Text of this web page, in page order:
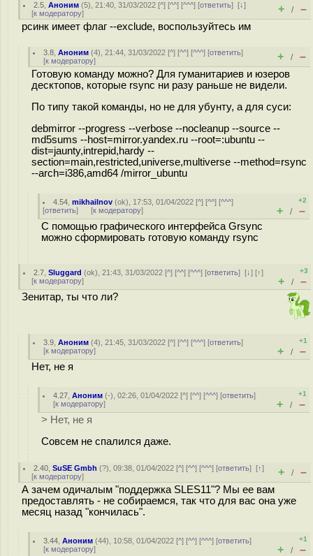
2.5 ,Аноним (5), 21:40, 31/03/2022 [^] [^^] [^^^] [ответить][↓]
[к модератору] + / –
рсинк имеет флаг --exclude, воспользуйтесь им
3.8 ,Аноним (4), 21:44, 31/03/2022 [^] [^^] [^^^] [ответить]
[к модератору] + / –
Готовую команду можно? Для гуманитариев и юзеров
десктопов, которые rsync ни разу раньше не видели.
По типу такой команды, но не для убунту, а для суси:
debmirror --progress --verbose --nocleanup --source --
md5sums --host=mirror.yandex.ru --root=:ubuntu --
dist=jaunty,intrepid,hardy --
section=main,restricted,universe,multiverse --method=rsync
--arch=i386,amd64 /mirror_ubuntu
4.54 ,mikhailnov (ok), 17:53, 01/04/2022 [^] [^^] [^^^]
[ответить] [к модератору]
+2
+ / –
С помощью графического интерфейса Grsync
можно сформировать готовую команду rsync
2.7 ,Sluggard (ok), 21:43, 31/03/2022 [^] [^^] [^^^] [ответить][↓] [↑]
[к модератору]
+3
+ / –
Зенитар, ты что ли?
3.9 ,Аноним (4), 21:45, 31/03/2022 [^] [^^] [^^^] [ответить]
[к модератору]
+1
+ / –
Нет, не я
4.27 ,Аноним (-), 02:26, 01/04/2022 [^] [^^] [^^^] [ответить]
[к модератору]
+1
+ / –
> Нет, не я
Совсем не спалился даже.
2.40 ,SuSE Gmbh (?), 09:38, 01/04/2022 [^] [^^] [^^^] [ответить][↑]
[к модератору] + / –
А зачем одичалым "поддержка SLES11"? Мы ее вам
предоставлять - не собираемся, так что для вас она уже
месяц назад "кончилась".
3.44 ,Аноним (44), 10:58, 01/04/2022 [^] [^^] [^^^] [ответить]
[к модератору]
+1
+ / –